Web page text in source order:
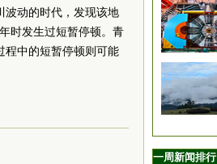
波动的时代，发现该地
时发生过短暂停顿。青
程中的短暂停顿则可能
一周新闻排行